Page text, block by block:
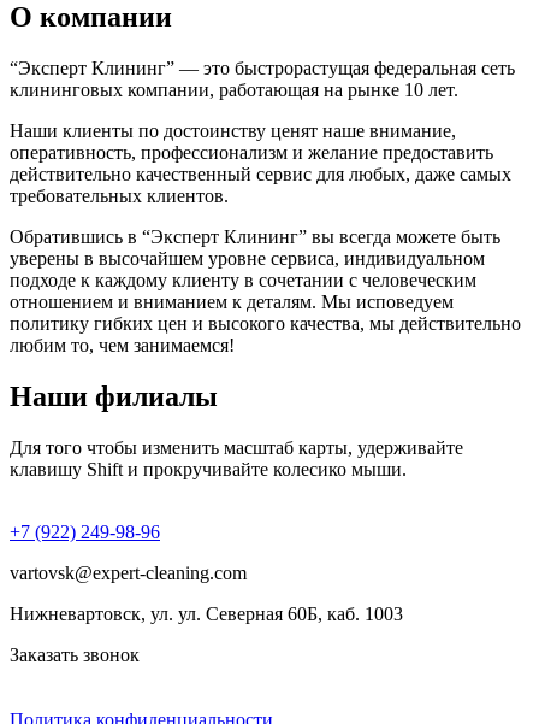
О компании
“Эксперт Клининг” — это быстрорастущая федеральная сеть
клининговых компании, работающая на рынке 10 лет.
Наши клиенты по достоинству ценят наше внимание,
оперативность, профессионализм и желание предоставить
действительно качественный сервис для любых, даже самых
требовательных клиентов.
Обратившись в “Эксперт Клининг” вы всегда можете быть
уверены в высочайшем уровне сервиса, индивидуальном
подходе к каждому клиенту в сочетании с человеческим
отношением и вниманием к деталям. Мы исповедуем
политику гибких цен и высокого качества, мы действительно
любим то, чем занимаемся!
Наши филиалы
Для того чтобы изменить масштаб карты, удерживайте
клавишу Shift и прокручивайте колесико мыши.
+7 (922) 249-98-96
vartovsk@expert-cleaning.com
Нижневартовск, ул. ул. Северная 60Б, каб. 1003
Заказать звонок
Политика конфиденциальности